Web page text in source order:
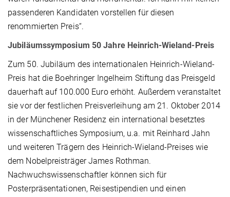
passenderen Kandidaten vorstellen für diesen
renommierten Preis“.
Jubiläumssymposium 50 Jahre Heinrich-Wieland-Preis
Zum 50. Jubiläum des internationalen Heinrich-Wieland-
Preis hat die Boehringer Ingelheim Stiftung das Preisgeld
dauerhaft auf 100.000 Euro erhöht. Außerdem veranstaltet
sie vor der festlichen Preisverleihung am 21. Oktober 2014
in der Münchener Residenz ein international besetztes
wissenschaftliches Symposium, u.a. mit Reinhard Jahn
und weiteren Trägern des Heinrich-Wieland-Preises wie
dem Nobelpreisträger James Rothman.
Nachwuchswissenschaftler können sich für
Posterpräsentationen, Reisestipendien und einen